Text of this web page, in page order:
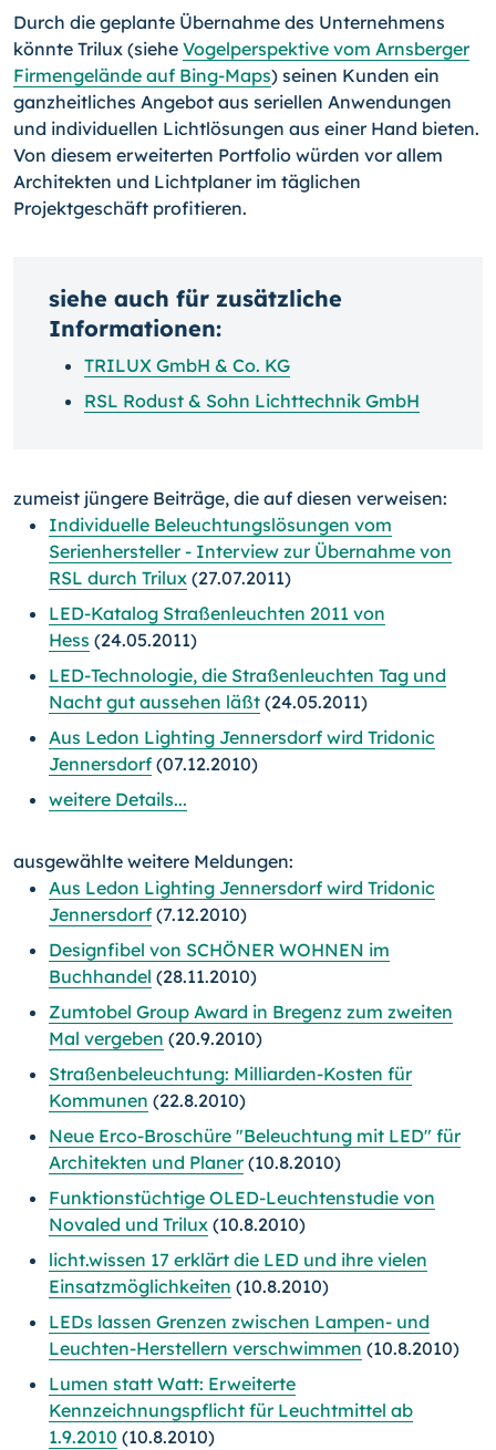
Durch die geplante Übernahme des Unternehmens
könnte Trilux (siehe Vogelperspektive vom Arnsberger
Firmengelände auf Bing-Maps) seinen Kunden ein
ganzheitliches Angebot aus seriellen Anwendungen
und individuellen Lichtlösungen aus einer Hand bieten.
Von diesem erweiterten Portfolio würden vor allem
Architekten und Lichtplaner im täglichen
Projektgeschäft profitieren.
siehe auch für zusätzliche
Informationen:
TRILUX GmbH & Co. KG
RSL Rodust & Sohn Lichttechnik GmbH
zumeist jüngere Beiträge, die auf diesen verweisen:
Individuelle Beleuchtungslösungen vom
Serienhersteller - Interview zur Übernahme von
RSL durch Trilux (27.07.2011)
LED-Katalog Straßenleuchten 2011 von
Hess (24.05.2011)
LED-Technologie, die Straßenleuchten Tag und
Nacht gut aussehen läßt (24.05.2011)
Aus Ledon Lighting Jennersdorf wird Tridonic
Jennersdorf (07.12.2010)
weitere Details...
ausgewählte weitere Meldungen:
Aus Ledon Lighting Jennersdorf wird Tridonic
Jennersdorf (7.12.2010)
Designfibel von SCHÖNER WOHNEN im
Buchhandel (28.11.2010)
Zumtobel Group Award in Bregenz zum zweiten
Mal vergeben (20.9.2010)
Straßenbeleuchtung: Milliarden-Kosten für
Kommunen (22.8.2010)
Neue Erco-Broschüre "Beleuchtung mit LED" für
Architekten und Planer(10.8.2010)
Funktionstüchtige OLED-Leuchtenstudie von
Novaled und Trilux (10.8.2010)
licht.wissen 17 erklärt die LED und ihre vielen
Einsatzmöglichkeiten (10.8.2010)
LEDs lassen Grenzen zwischen Lampen- und
Leuchten-Herstellern verschwimmen (10.8.2010)
Lumen statt Watt: Erweiterte
Kennzeichnungspflicht für Leuchtmittel ab
1.9.2010 (10.8.2010)